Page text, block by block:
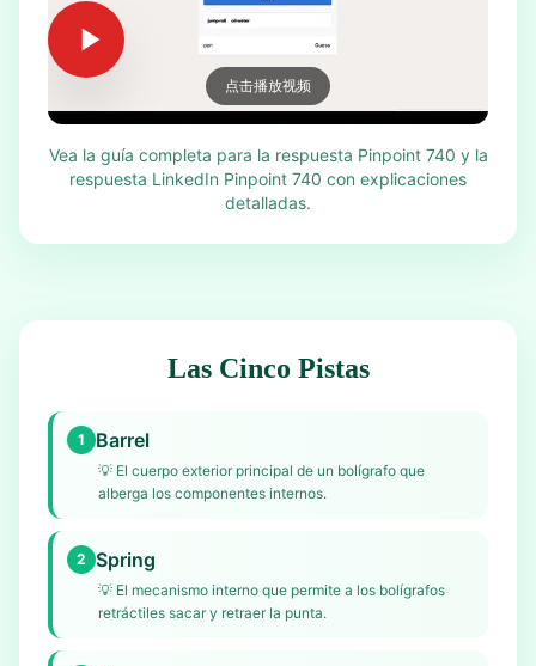
点击播放视频
Vea la guía completa para la respuesta Pinpoint 740 y la
respuesta LinkedIn Pinpoint 740 con explicaciones
detalladas.
Las Cinco Pistas
1 Barrel
💡 El cuerpo exterior principal de un bolígrafo que
alberga los componentes internos.
2 Spring
💡 El mecanismo interno que permite a los bolígrafos
retráctiles sacar y retraer la punta.